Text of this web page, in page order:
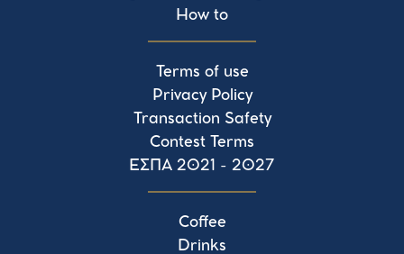
How to
Terms of use
Privacy Policy
Transaction Safety
Contest Terms
ΕΣΠΑ 2021 - 2027
Coffee
Drinks